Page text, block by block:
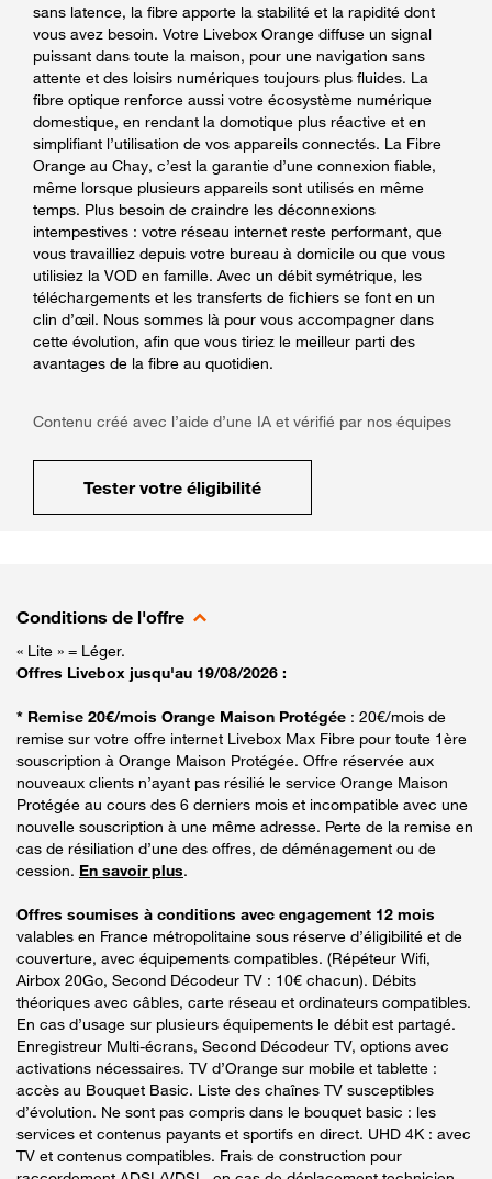
sans latence, la fibre apporte la stabilité et la rapidité dont
vous avez besoin. Votre Livebox Orange diffuse un signal
puissant dans toute la maison, pour une navigation sans
attente et des loisirs numériques toujours plus fluides. La
fibre optique renforce aussi votre écosystème numérique
domestique, en rendant la domotique plus réactive et en
simplifiant l’utilisation de vos appareils connectés. La Fibre
Orange au Chay, c’est la garantie d’une connexion fiable,
même lorsque plusieurs appareils sont utilisés en même
temps. Plus besoin de craindre les déconnexions
intempestives : votre réseau internet reste performant, que
vous travailliez depuis votre bureau à domicile ou que vous
utilisiez la VOD en famille. Avec un débit symétrique, les
téléchargements et les transferts de fichiers se font en un
clin d’œil. Nous sommes là pour vous accompagner dans
cette évolution, afin que vous tiriez le meilleur parti des
avantages de la fibre au quotidien.
Contenu créé avec l’aide d’une IA et vérifié par nos équipes
Tester votre éligibilité
Conditions de l'offre
« Lite » = Léger.
Offres Livebox jusqu'au 19/08/2026 :
* Remise 20€/mois Orange Maison Protégée : 20€/mois de
remise sur votre offre internet Livebox Max Fibre pour toute 1ère
souscription à Orange Maison Protégée. Offre réservée aux
nouveaux clients n’ayant pas résilié le service Orange Maison
Protégée au cours des 6 derniers mois et incompatible avec une
nouvelle souscription à une même adresse. Perte de la remise en
cas de résiliation d’une des offres, de déménagement ou de
cession. En savoir plus.
Offres soumises à conditions avec engagement 12 mois
valables en France métropolitaine sous réserve d’éligibilité et de
couverture, avec équipements compatibles. (Répéteur Wifi,
Airbox 20Go, Second Décodeur TV : 10€ chacun). Débits
théoriques avec câbles, carte réseau et ordinateurs compatibles.
En cas d’usage sur plusieurs équipements le débit est partagé.
Enregistreur Multi-écrans, Second Décodeur TV, options avec
activations nécessaires. TV d’Orange sur mobile et tablette :
accès au Bouquet Basic. Liste des chaînes TV susceptibles
d’évolution. Ne sont pas compris dans le bouquet basic : les
services et contenus payants et sportifs en direct. UHD 4K : avec
TV et contenus compatibles. Frais de construction pour